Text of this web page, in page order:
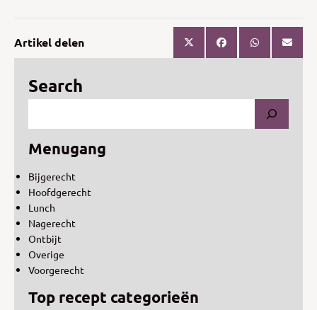
Artikel delen
Search
Menugang
Bijgerecht
Hoofdgerecht
Lunch
Nagerecht
Ontbijt
Overige
Voorgerecht
Top recept categorieën